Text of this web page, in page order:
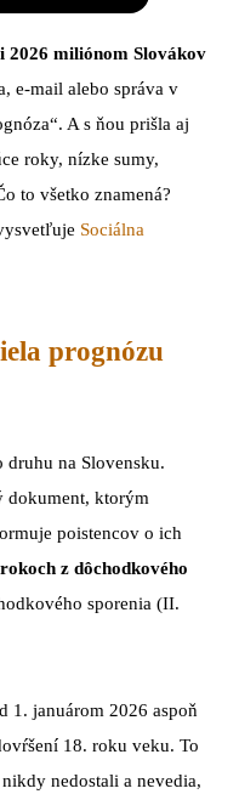
2026 miliónom Slovákov
e-mail alebo správa v
A s ňou prišla aj
roky, nízke sumy,
to všetko znamená?
Sociálna
prognózu
na Slovensku.
dokument, ktorým
poistencov o ich
z dôchodkového
sporenia (II.
1. januárom 2026 aspoň
18. roku veku. To
nedostali a nevedia,